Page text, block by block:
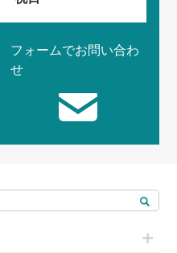
フォームでお問い合わ
せ